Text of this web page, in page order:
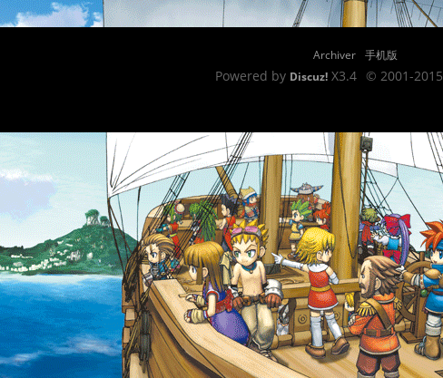
Archiver 手机版
Powered by Discuz! X3.4 © 2001-2015